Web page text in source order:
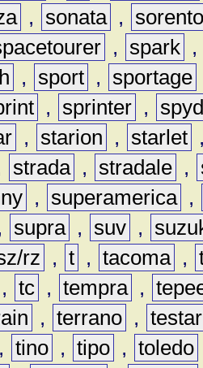
, sonata ,
, spark ,
, sport , sportage
, sprinter ,
, starion , starlet
strada , stradale ,
, superamerica ,
supra , suv ,
rz , t , tacoma ,
, tc , tempra ,
, terrano ,
, tino , tipo , toledo